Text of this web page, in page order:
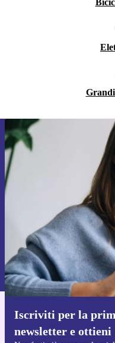
Iscriviti per la
newsletter e ottieni
Iscriviti
Non farti
Per maggiori informazioni
Normativa sulla privacy
Per